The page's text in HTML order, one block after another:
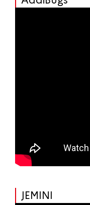
JEMINI